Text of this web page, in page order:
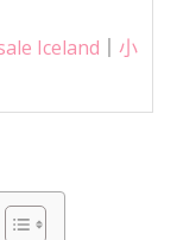
Iceland
小